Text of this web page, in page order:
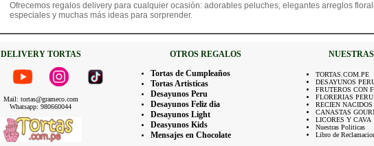
Ofrecemos regalos delivery para cualquier ocasión: adorables peluches, elegantes arreglos
especiales y muchas más ideas para sorprender.
DELIVERY TORTAS OTROS REGALOS
Mail: tortas@grameco.com
Whatsapp: 980660044
Tortas de Cumpleaños
Tortas Artisticas
Desayunos Peru
Desayunos Feliz dia
Desayunos Light
Deasyunos Kids
Mensajes en Chocolate
TORTAS.COM.PE
DESAYUNOS
FRUTEROS CON
FLORERIAS PERU
RECIEN NACIDOS
CANASTAS
LICORES Y CAVA
Nuestras Politicas
Libro de